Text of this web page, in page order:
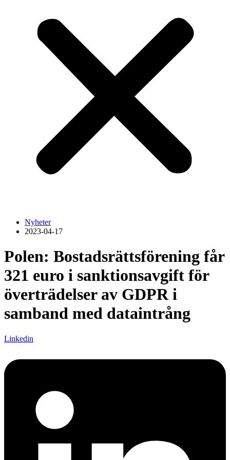
Nyheter
2023-04-17
Polen: Bostadsrättsförening får
321 euro i sanktionsavgift för
överträdelser av GDPR i
samband med dataintrång
Linkedin